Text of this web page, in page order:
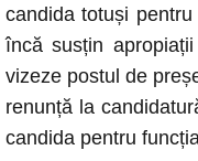
candida totuși
încă susțin
vizeze postul de
renunță la
candida pentru